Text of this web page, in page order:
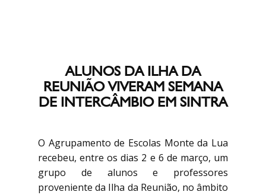
ALUNOS DA ILHA DA
REUNIÃO VIVERAM SEMANA
DE INTERCÂMBIO EM SINTRA
O Agrupamento de Escolas Monte da Lua
recebeu, entre os dias 2 e 6 de março, um
grupo de alunos e professores
proveniente da Ilha da Reunião, no âmbito